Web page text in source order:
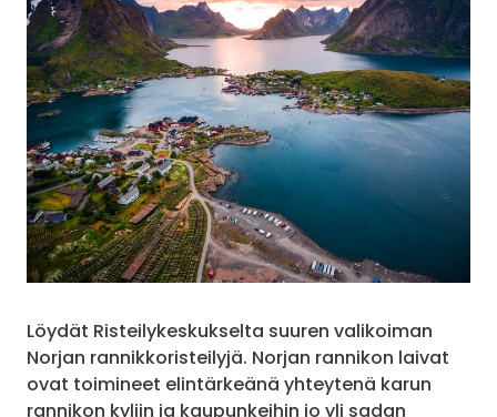
Löydät Risteilykeskukselta suuren valikoiman
Norjan rannikkoristeilyjä. Norjan rannikon laivat
ovat toimineet elintärkeänä yhteytenä karun
rannikon kyliin ja kaupunkeihin jo yli sadan